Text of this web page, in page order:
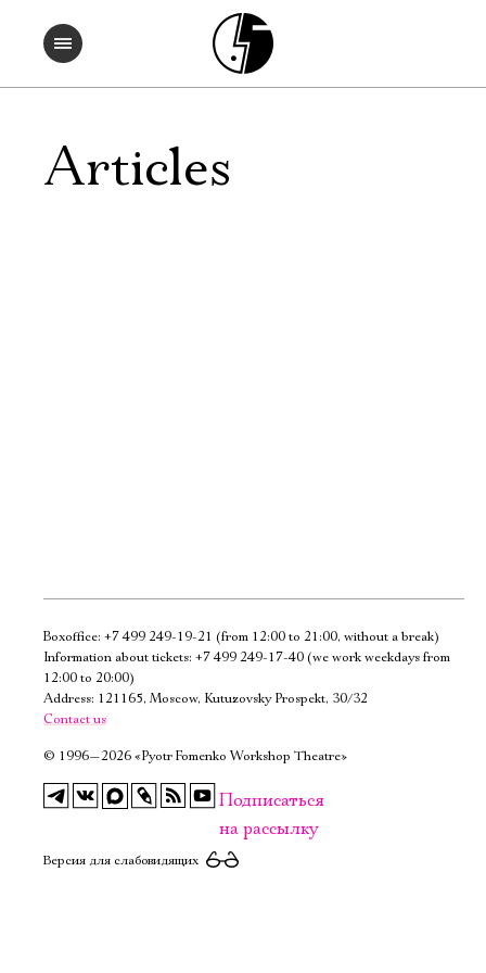
Articles
Boxoffice: +7 499 249-19-21 (from 12:00 to 21:00, without a break)
Information about tickets: +7 499 249-17-40 (we work weekdays from
12:00 to 20:00)
Address: 121165, Moscow, Kutuzovsky Prospekt, 30/32
Contact us
© 1996—2026 «Pyotr Fomenko Workshop Theatre»
Подписаться
на рассылку
Версия для слабовидящих
Электропочта
Ознакомиться